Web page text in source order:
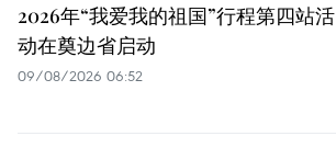
2026年“我爱我的祖国”行程第四站活
动在奠边省启动
09/08/2026 06:52